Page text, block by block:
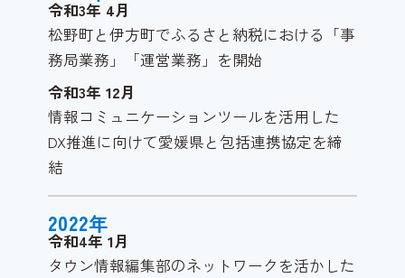
令和3年 4月
松野町と伊方町でふるさと納税における「事
務局業務」「運営業務」を開始
令和3年 12月
情報コミュニケーションツールを活用した
DX推進に向けて愛媛県と包括連携協定を締
結
2022年
令和4年 1月
タウン情報編集部のネットワークを活かした